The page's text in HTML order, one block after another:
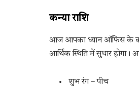
कन्या राशि
आज आपका ध्यान ऑफिस के
आर्थिक स्थिति में सुधार
शुभ रंग – पीच